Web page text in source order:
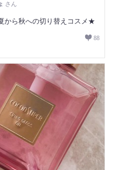
さん
から秋への切り替えコスメ★
88